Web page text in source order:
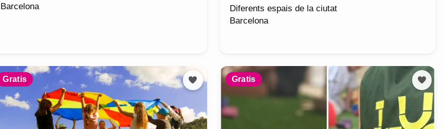
Barcelona
Diferents espais de la ciutat
Barcelona
Gratis Gratis